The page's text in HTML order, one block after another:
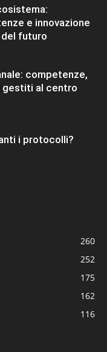
e innovazione
futuro
competenze,
gestiti al centro
i protocolli?
260
252
175
162
116